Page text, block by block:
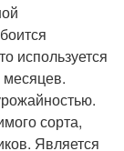
используется
сорта,
Является